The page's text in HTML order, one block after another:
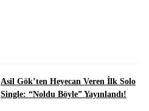
Asil Gök’ten Heyecan Veren İlk Solo
Single: “Noldu Böyle” Yayınlandı!